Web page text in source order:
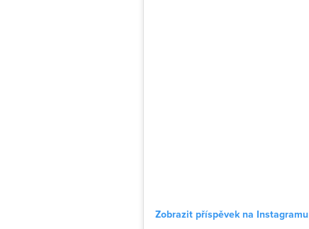
Zobrazit příspěvek na Instagramu